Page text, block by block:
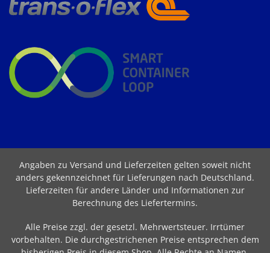
Angaben zu Versand und Lieferzeiten gelten soweit nicht
anders gekennzeichnet für Lieferungen nach Deutschland.
Lieferzeiten für andere Länder und Informationen zur
Berechnung des Liefertermins.
Alle Preise zzgl. der gesetzl. Mehrwertsteuer. Irrtümer
vorbehalten. Die durchgestrichenen Preise entsprechen dem